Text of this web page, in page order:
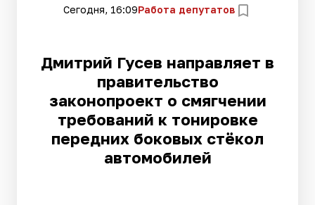
Сегодня, 16:09Работа депутатов
Дмитрий Гусев направляет в
правительство
законопроект о смягчении
требований к тонировке
передних боковых стёкол
автомобилей